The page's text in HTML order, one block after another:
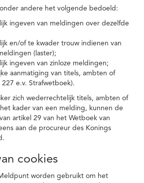
andere het volgende bedoeld:
ingeven van meldingen over dezelfde
en/of te kwader trouw indienen van
(laster);
ingeven van zinloze meldingen;
aanmatiging van titels, ambten of
227 e.v. Strafwetboek).
zich wederrechtelijk titels, ambten of
kader van een melding, kunnen de
artikel 29 van het Wetboek van
aan de procureur des Konings
cookies
worden gebruikt om het